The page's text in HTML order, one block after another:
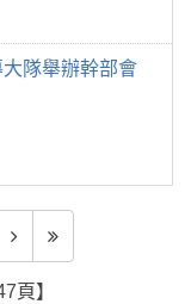
隊舉辦幹部會
頁】